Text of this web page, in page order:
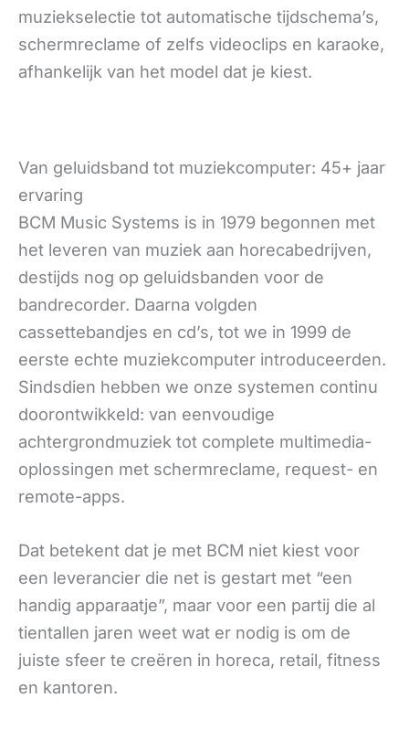
muziekselectie tot automatische tijdschema’s,
schermreclame of zelfs videoclips en karaoke,
afhankelijk van het model dat je kiest.
Van geluidsband tot muziekcomputer: 45+ jaar
ervaring
BCM Music Systems is in 1979 begonnen met
het leveren van muziek aan horecabedrijven,
destijds nog op geluidsbanden voor de
bandrecorder. Daarna volgden
cassettebandjes en cd’s, tot we in 1999 de
eerste echte muziekcomputer introduceerden.
Sindsdien hebben we onze systemen continu
doorontwikkeld: van eenvoudige
achtergrondmuziek tot complete multimedia-
oplossingen met schermreclame, request- en
remote-apps.
Dat betekent dat je met BCM niet kiest voor
een leverancier die net is gestart met “een
handig apparaatje”, maar voor een partij die al
tientallen jaren weet wat er nodig is om de
juiste sfeer te creëren in horeca, retail, fitness
en kantoren.